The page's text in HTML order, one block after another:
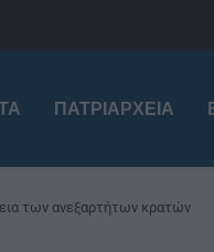
ΠΑΤΡΙΑΡΧΕΊΑ
των ανεξαρτήτων κρατών